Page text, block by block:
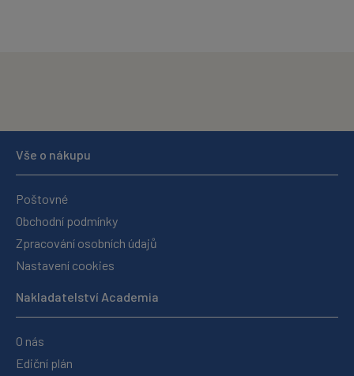
Vše o nákupu
Poštovné
Obchodní podmínky
Zpracování osobních údajů
Nastavení cookies
Nakladatelství Academia
O nás
Ediční plán